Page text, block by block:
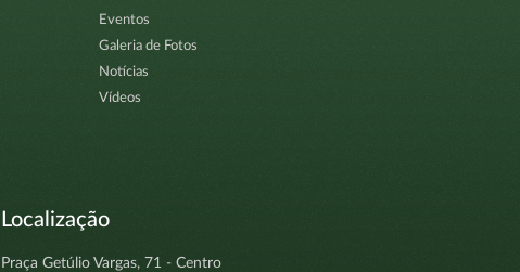
Eventos
Galeria de Fotos
Notícias
Vídeos
Localização
Praça Getúlio Vargas, 71 - Centro